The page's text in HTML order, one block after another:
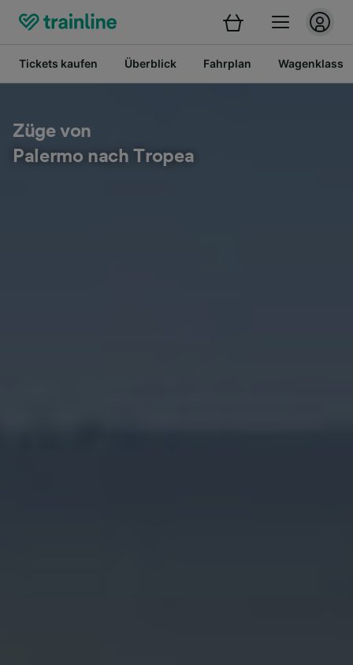
Tickets kaufen Überblick Fahrplan
Züge von
Palermo nach Tropea